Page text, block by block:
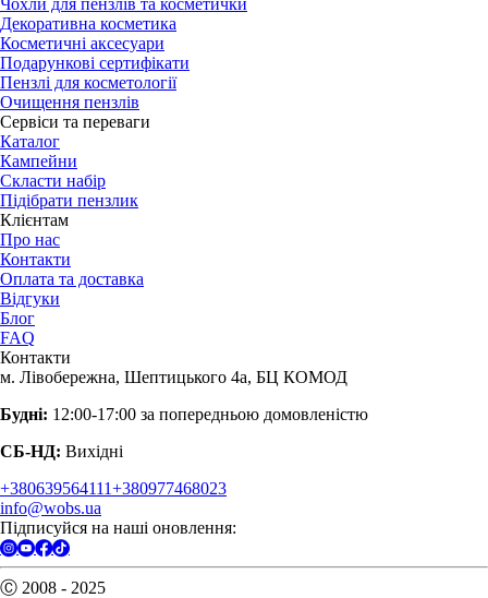
Декоративна косметика
Косметичні аксесуари
Подарункові сертифікати
Пензлі для косметології
Очищення пензлів
Сервіси та переваги
Каталог
Кампейни
Скласти набір
Підібрати пензлик
Клієнтам
Про нас
Контакти
Оплата та доставка
Відгуки
Блог
FAQ
Контакти
м. Лівобережна, Шептицького 4а, БЦ КОМОД
Будні: 12:00-17:00 за попередньою домовленістю
СБ-НД: Вихідні
+380639564111+380977468023
info@wobs.ua
Підписуйся на наші оновлення:
Ⓒ 2008 - 2025